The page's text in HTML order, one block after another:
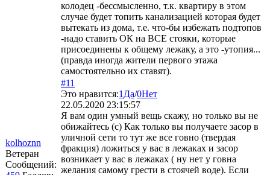
колодец -бессмысленно, т.к. квартиру в этом
случае будет топить канализацией которая будет
вытекать из дома, т.е. что-бы избежать подтопов
-надо ставить ОК на ВСЕ стояки, которые
присоединены к общему лежаку, а это -утопия...
(правда иногда жители первого этажа
самостоятельно их ставят).
kolhoznn
Ветеран
Сообщений:
#11
Это нравится:1 Да/0Нет
22.05.2020 23:15:57
Я вам один умный вещь скажу, но только вы не
обижайтесь (с) Как только вы получаете засор в
уличной сети то тут же все говно (твердая
фракция) ложиться у вас в лежаках и засор
возникает у вас в лежаках ( ну нет у говна
желания самому грести в стоячей воде). Если